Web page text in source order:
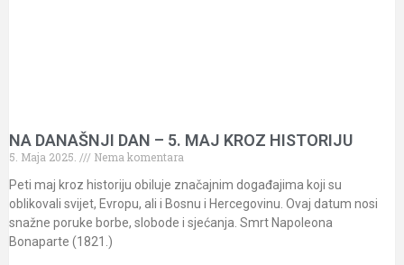
NA DANAŠNJI DAN – 5. MAJ KROZ HISTORIJU
5. Maja 2025.
Nema komentara
Peti maj kroz historiju obiluje značajnim događajima koji su
oblikovali svijet, Evropu, ali i Bosnu i Hercegovinu. Ovaj datum nosi
snažne poruke borbe, slobode i sjećanja. Smrt Napoleona
Bonaparte (1821.)